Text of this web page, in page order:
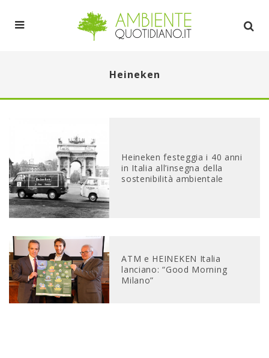
Heineken
Heineken festeggia i 40 anni
in Italia all’insegna della
sostenibilità ambientale
ATM e HEINEKEN Italia
lanciano: “Good Morning
Milano”